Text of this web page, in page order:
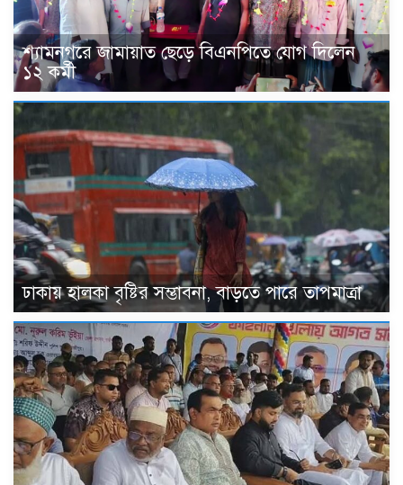
শ্যামনগরে জামায়াত ছেড়ে বিএনপিতে যোগ দিলেন
১২ কর্মী
ঢাকায় হালকা বৃষ্টির সম্ভাবনা, বাড়তে পারে তাপমাত্রা